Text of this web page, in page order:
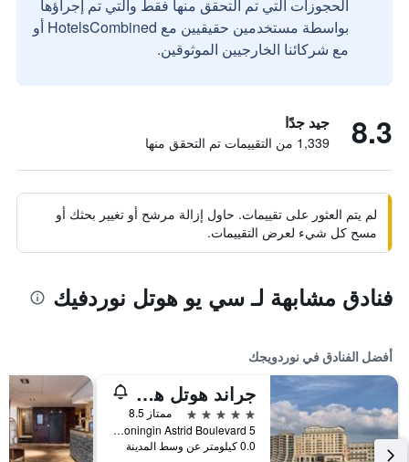
الحجوزات التي تم التحقق منها فقط والتي تم إجراؤها
بواسطة مستخدمين حقيقيين مع HotelsCombined أو
مع شركائنا الخارجيين الموثوقين.
8.3 جيد جدًا
1,339 من التقييمات تم التحقق منها
لم يتم العثور على تقييمات. حاول إزالة مرشح أو تغيير بحثك أو
مسح كل شيء لعرض التقييمات.
فنادق مشابهة لـ سي يو هوتل نوردفيك
أفضل الفنادق في نوردويجك
جراند هوتل هاويس تير داون
5 نجوم
ممتاز 8.5
Koningin Astrid Boulevard 5, نوردويجك, مقاطعة جنوب هولندا, هولندا
0.0 كيلومتر عن وسط المدينة